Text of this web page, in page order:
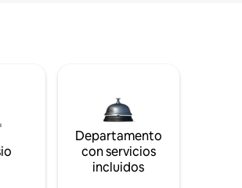
Departamento
con servicios
incluidos